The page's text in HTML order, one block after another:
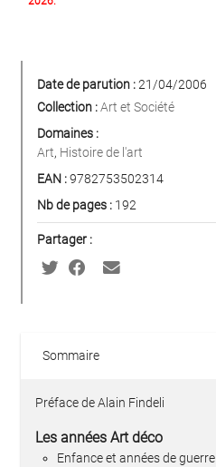
Date de parution :21/04/2006
Collection :Art et Société
Domaines :
Art, Histoire de l'art
EAN :9782753502314
Nb de pages : 192
Partager :
Sommaire
Préface de Alain Findeli
Les années Art déco
Enfance et années de guerre